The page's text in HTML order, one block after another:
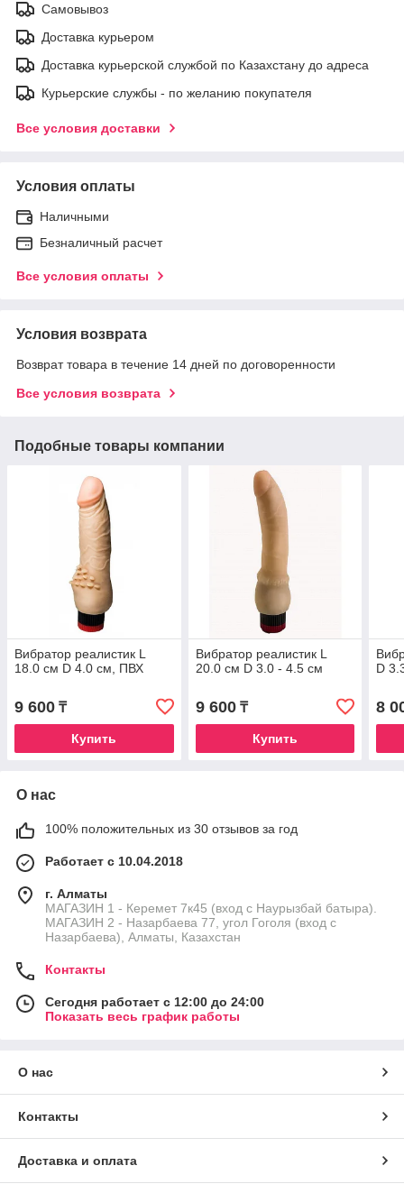
Самовывоз
Доставка курьером
Доставка курьерской службой по Казахстану до адреса
Курьерские службы - по желанию покупателя
Все условия доставки
Условия оплаты
Наличными
Безналичный расчет
Все условия оплаты
Условия возврата
Возврат товара в течение 14 дней по договоренности
Все условия возврата
Подобные товары компании
Вибратор реалистик L
18.0 см D 4.0 см, ПВХ
9 600 ₸
Купить
Вибратор реалистик L
20.0 см D 3.0 - 4.5 см
9 600₸
Купить
D
8
О нас
100% положительных из 30 отзывов за год
Работает с 10.04.2018
г. Алматы
МАГАЗИН 1 - Керемет 7к45 (вход с Наурызбай батыра).
МАГАЗИН 2 - Назарбаева 77, угол Гоголя (вход с
Назарбаева), Алматы, Казахстан
Контакты
Сегодня работает с 12:00 до 24:00
Показать весь график работы
О нас
Контакты
Доставка и оплата